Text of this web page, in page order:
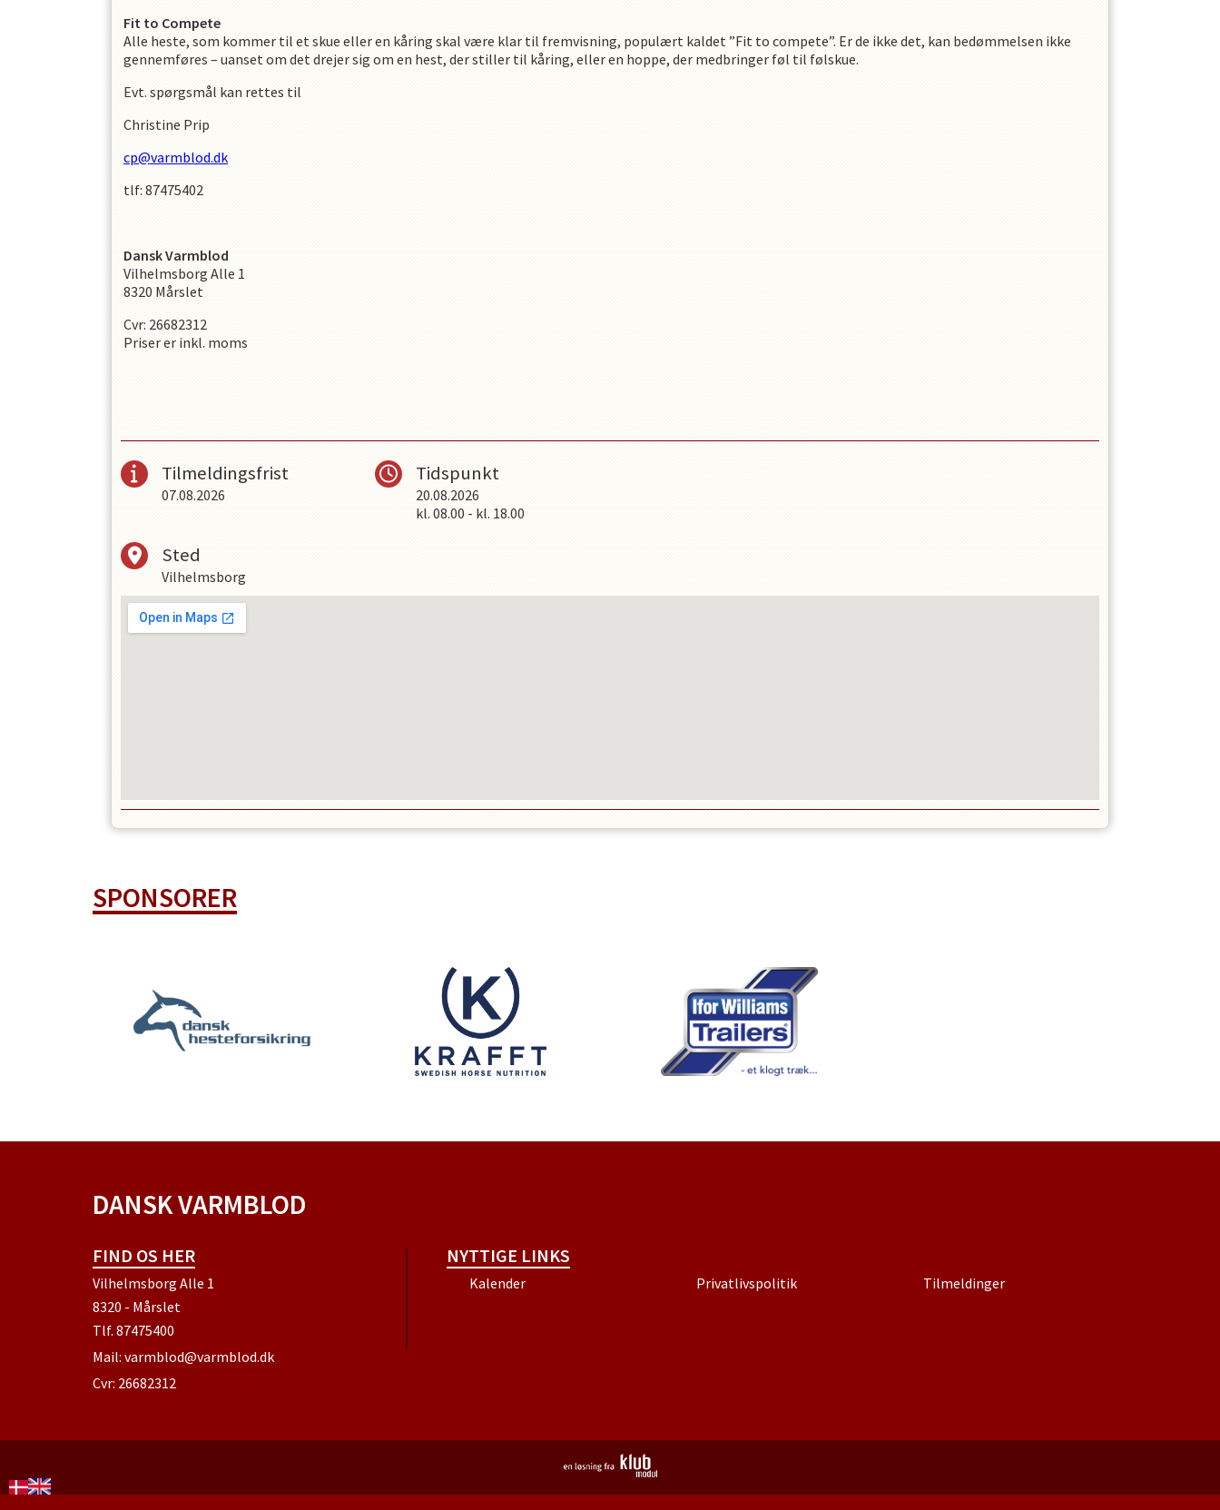
Fit to Compete
Alle heste, som kommer til et skue eller en kåring skal være klar til fremvisning, populært kaldet ”Fit to compete”. Er de ikke det, kan bedømmelsen ikke
gennemføres – uanset om det drejer sig om en hest, der stiller til kåring, eller en hoppe, der medbringer føl til følskue.
Evt. spørgsmål kan rettes til
Christine Prip
cp@varmblod.dk
tlf: 87475402
Dansk Varmblod
Vilhelmsborg Alle 1
8320 Mårslet
Cvr: 26682312
Priser er inkl. moms
Tilmeldingsfrist
07.08.2026
Tidspunkt
20.08.2026
kl.08.00 - kl. 18.00
Sted
Vilhelmsborg
SPONSORER
DANSK VARMBLOD
FIND OS HER
Vilhelmsborg Alle 1
8320 - Mårslet
Tlf. 87475400
Mail: varmblod@varmblod.dk
Cvr: 26682312
NYTTIGE LINKS
Kalender Privatlivspolitik Tilmeldinger